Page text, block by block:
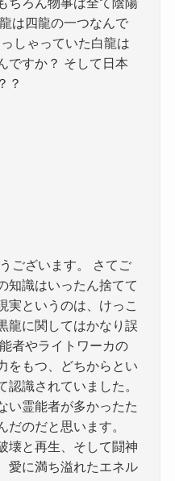
は四龍の一つなんで
しゃっていた白龍は
ですか？ そして日本
？
ございます。 さてご
知識はいったん捨てて
実というのは、けっこ
龍に関してはかなり誤
者やライトワーカの
をもつ、どちからとい
認識されていました。
い霊能者が多かったた
のだと思います。
壊と再生、そして闘神
愛に満ち溢れたエネル